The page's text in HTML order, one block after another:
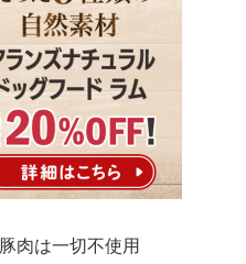
肉は一切不使用